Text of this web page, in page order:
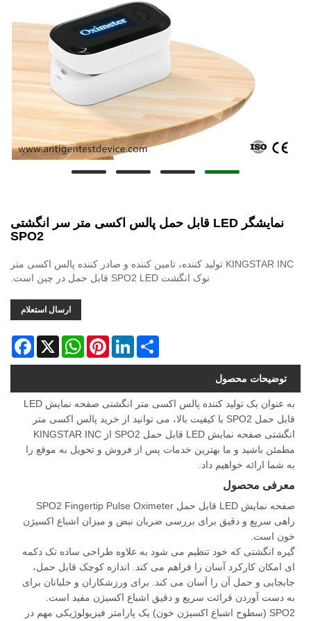
نمایشگر LED قابل حمل پالس اکسی متر سر انگشتی
SPO2
KINGSTAR INC تولید کننده، تامین کننده و صادر کننده پالس اکسی متر
نوک انگشت SPO2 LED قابل حمل در چین است.
ارسال استعلام
X
WhatsAppPinterestLinkedInShare
توضیحات محصول
به عنوان یک تولید کننده پالس اکسی متر انگشتی صفحه نمایش LED
قابل حمل SPO2 با کیفیت بالا، می توانید از خرید پالس اکسی متر
انگشتی صفحه نمایش LED قابل حمل SPO2 از KINGSTAR INC
مطمئن باشید و ما بهترین خدمات پس از فروش و تحویل به موقع را
به شما ارائه خواهیم داد.
معرفی محصول
صفحه نمایش LED قابل حمل SPO2 Fingertip Pulse Oximeter
راهی سریع و دقیق برای بررسی ضربان نبض و میزان اشباع اکسیژن
خون است.
گیره انگشتی که خود تنظیم می شود به علاوه طراحی ساده تک دکمه
ای امکان کارکرد آسان را فراهم می کند. اندازه کوچک قابل حمل،
جابجایی و حمل آن را آسان می کند. برای ورزشکاران و خلبانان برای
به دست آوردن قرائت سریع و دقیق اشباع اکسیژن مفید است.
SPO2 (سطوح اشباع اکسیژن خون) یک پارامتر فیزیولوژیکی مهم در